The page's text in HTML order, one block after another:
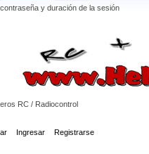
y duración de la sesión
RC / Radiocontrol
Ingresar Registrarse